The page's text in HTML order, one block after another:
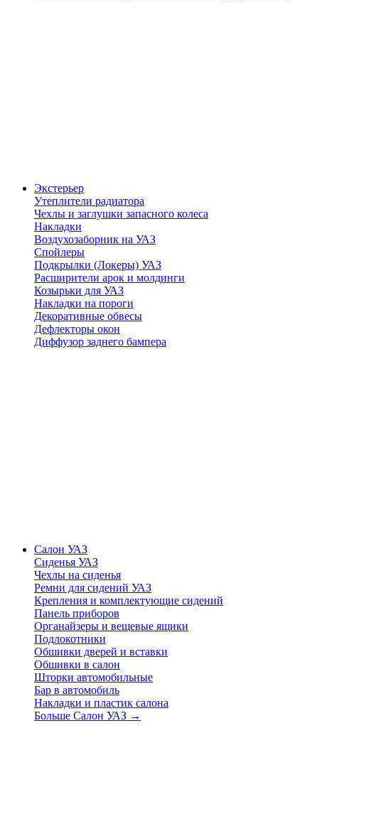
Экстерьер
Утеплители радиатора
Чехлы и заглушки запасного колеса
Накладки
Воздухозаборник на УАЗ
Спойлеры
Подкрылки (Локеры) УАЗ
Расширители арок и молдинги
Козырьки для УАЗ
Накладки на пороги
Декоративные обвесы
Дефлекторы окон
Диффузор заднего бампера
Салон УАЗ
Сиденья УАЗ
Чехлы на сиденья
Ремни для сидений УАЗ
Крепления и комплектующие сидений
Панель приборов
Органайзеры и вещевые ящики
Подлокотники
Обшивки дверей и вставки
Обшивки в салон
Шторки автомобильные
Бар в автомобиль
Накладки и пластик салона
Больше Салон УАЗ →